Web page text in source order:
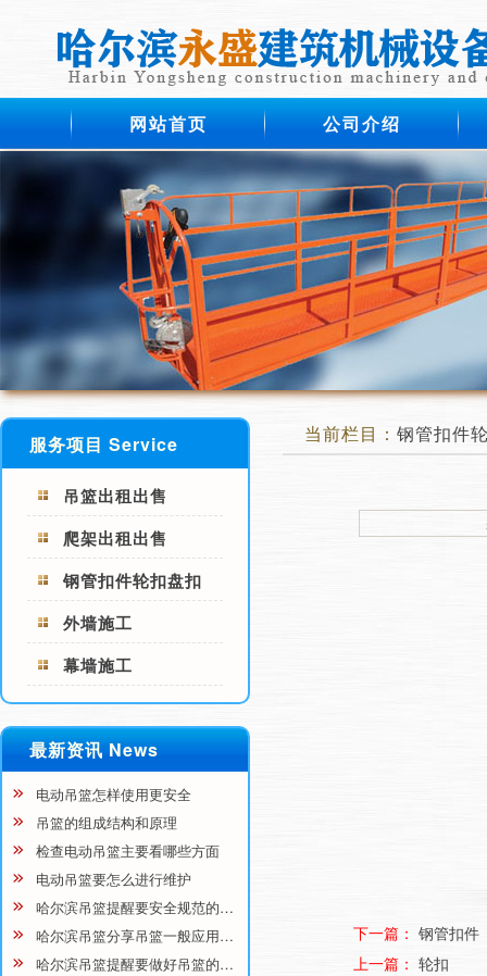
网站首页 公司介绍
服务项目 Service
吊篮出租出售
爬架出租出售
钢管扣件轮扣盘扣
外墙施工
幕墙施工
最新资讯 News
电动吊篮怎样使用更安全
吊篮的组成结构和原理
检查电动吊篮主要看哪些方面
电动吊篮要怎么进行维护
哈尔滨吊篮提醒要安全规范的…
哈尔滨吊篮分享吊篮一般应用…
哈尔滨吊篮提醒要做好吊篮的…
当前栏目： 钢管扣件
下一篇： 钢管扣件
上一篇： 轮扣